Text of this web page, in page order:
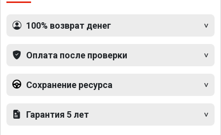
100% возврат денег
Оплата после проверки
Сохранение ресурса
Гарантия 5 лет